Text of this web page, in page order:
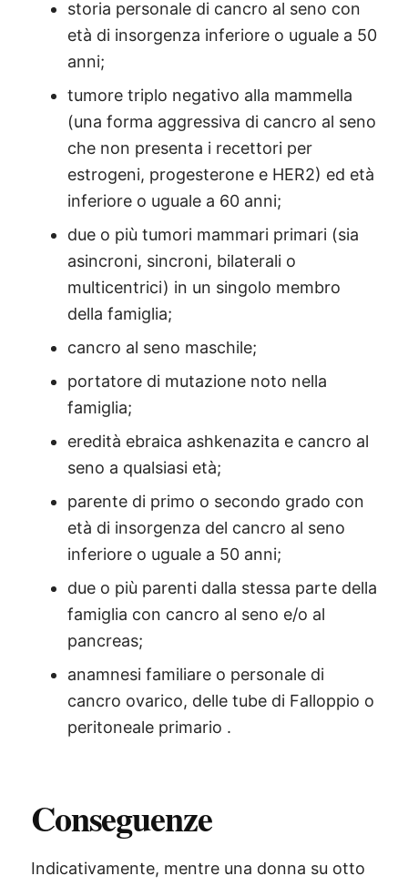
storia personale di cancro al seno con
età di insorgenza inferiore o uguale a 50
anni;
tumore triplo negativo alla mammella
(una forma aggressiva di cancro al seno
che non presenta i recettori per
estrogeni, progesterone e HER2) ed età
inferiore o uguale a 60 anni;
due o più tumori mammari primari (sia
asincroni, sincroni, bilaterali o
multicentrici) in un singolo membro
della famiglia;
cancro al seno maschile;
portatore di mutazione noto nella
famiglia;
eredità ebraica ashkenazita e cancro al
seno a qualsiasi età;
parente di primo o secondo grado con
età di insorgenza del cancro al seno
inferiore o uguale a 50 anni;
due o più parenti dalla stessa parte della
famiglia con cancro al seno e/o al
pancreas;
anamnesi familiare o personale di
cancro ovarico, delle tube di Falloppio o
peritoneale primario .
Conseguenze
Indicativamente, mentre una donna su otto